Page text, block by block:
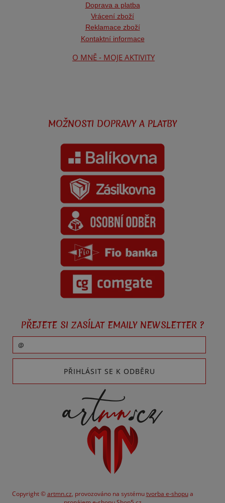
Doprava a platba
Vrácení zboží
Reklamace zboží
Kontaktní informace
O MNĚ - MOJE AKTIVITY
MOŽNOSTI DOPRAVY A PLATBY
PŘEJETE SI ZASÍLAT EMAILY NEWSLETTER ?
Copyright ©artmn.cz, provozováno na systémutvorba e-shopua